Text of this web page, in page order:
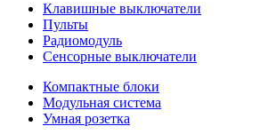
Клавишные выключатели
Пульты
Радиомодуль
Сенсорные выключатели
Компактные блоки
Модульная система
Умная розетка